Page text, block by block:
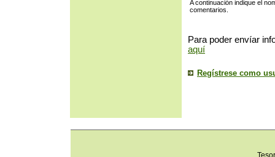
A continuación indique el
comentarios.
Para poder envíar
aquí
Regístrese como